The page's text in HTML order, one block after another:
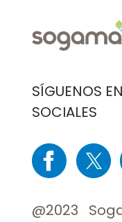
SÍGUENOS
SOCIALES
Imaxe Imaxe
@2023